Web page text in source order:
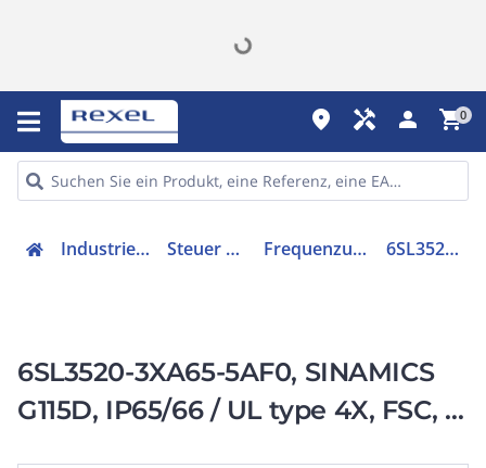
place handyman person shopping_cart0
Industriekomponenten Steuer & Regelgeräte Frequenzumrichter =< 1 kV 6SL35203XA655AF0
6SL3520-3XA65-5AF0, SINAMICS
G115D, IP65/66 / UL type 4X, FSC, 3